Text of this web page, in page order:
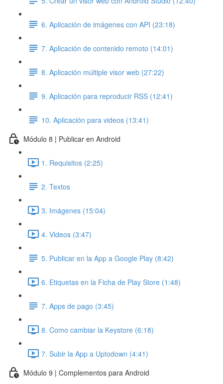
6. Aplicación de imágenes con API (23:18)
7. Aplicación de contenido remoto (14:01)
8. Aplicación múltiple visor web (27:22)
9. Aplicación para reproducir RSS (12:41)
10. Aplicación para videos (13:41)
Módulo 8 | Publicar en Android
1. Requisitos (2:25)
2. Textos
3. Imágenes (15:04)
4. Videos (3:47)
5. Publicar en la App a Google Play (8:42)
6. Etiquetas en la Ficha de Play Store (1:48)
7. Apps de pago (3:45)
8. Como cambiar la Keystore (6:18)
7. Subir la App a Uptodown (4:41)
Módulo 9 | Complementos para Android